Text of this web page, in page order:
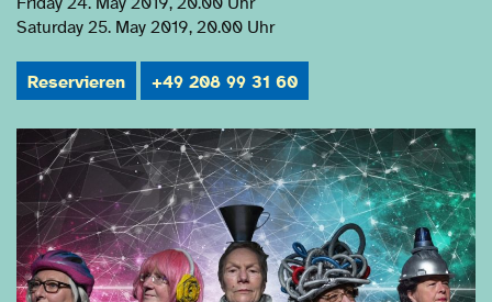
Saturday 25. May 2019, 20.00 Uhr
Reservieren +49 208 99 31 60